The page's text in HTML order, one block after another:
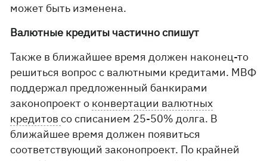
может быть изменена.
Валютные кредиты частично спишут
Также в ближайшее время должен наконец-то
решиться вопрос с валютными кредитами. МВФ
поддержал предложенный банкирами
законопроект о конвертации валютных
кредитовсо списанием 25-50% долга. В
ближайшее время должен появиться
соответствующий законопроект. По крайней